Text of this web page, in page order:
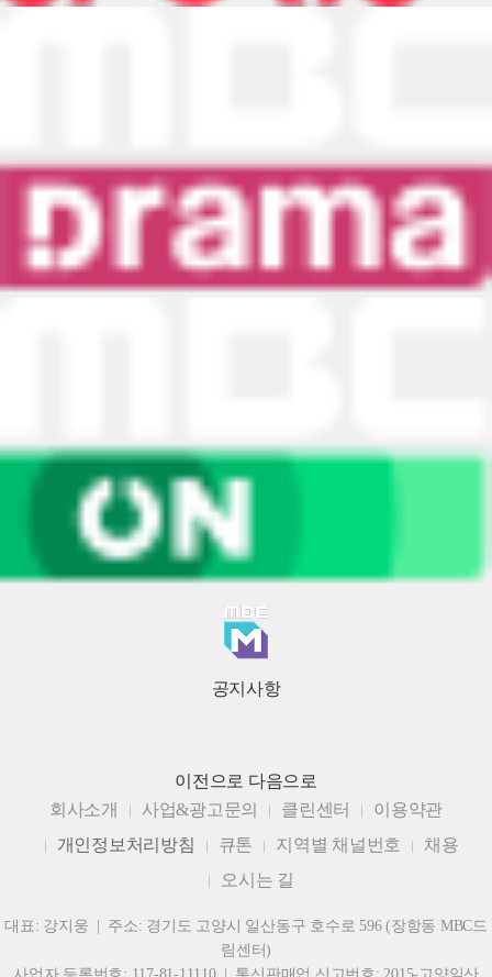
공지사항
이전으로 다음으로
회사소개
사업&광고문의 클린센터
이용약관
개인정보처리방침
큐톤 지역별 채널번호
채용
오시는 길
대표: 강지웅 | 주소: 경기도 고양시 일산동구 호수로 596 (장항동 MBC드
림센터)